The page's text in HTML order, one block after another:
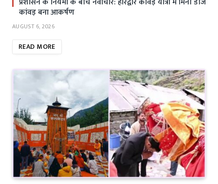
कांवड़ बना आकर्षण
AUGUST 6, 2026
READ MORE